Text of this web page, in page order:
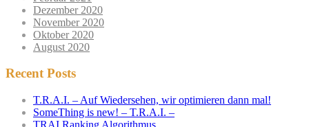
Dezember 2020
November 2020
Oktober 2020
August 2020
Recent Posts
T.R.A.I. – Auf Wiedersehen, wir optimieren dann mal!
SomeThing is new! – T.R.A.I. –